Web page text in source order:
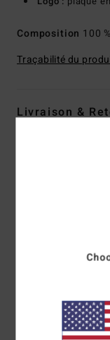
Composition 100
Traçabilité du
Livraison &
basé
100%